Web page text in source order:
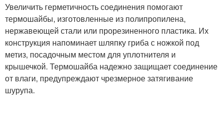
Увеличить герметичность соединения помогают
термошайбы, изготовленные из полипропилена,
нержавеющей стали или прорезиненного пластика. Их
конструкция напоминает шляпку гриба с ножкой под
метиз, посадочным местом для уплотнителя и
крышечкой. Термошайба надежно защищает соединение
от влаги, предупреждают чрезмерное затягивание
шурупа.